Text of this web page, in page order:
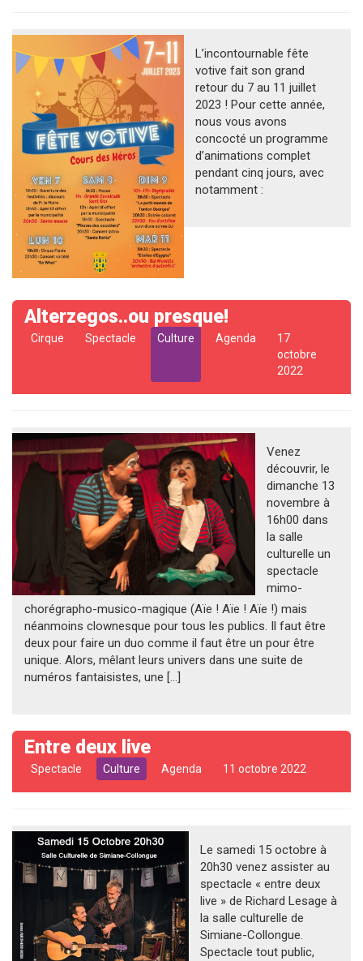
L’incontournable fête
votive fait son grand
retour du 7 au 11 juillet
2023 ! Pour cette année,
nous vous avons
concocté un programme
d’animations complet
pendant cinq jours, avec
notamment :
Alterzegos..ou presque!
Cirque Spectacle Culture Agenda
17
octobre
2022
Venez
découvrir, le
dimanche 13
novembre à
16h00 dans
la salle
culturelle un
spectacle
mimo-
chorégrapho-musico-magique (Aïe ! Aïe ! Aïe !) mais
néanmoins clownesque pour tous les publics. Il faut être
deux pour faire un duo comme il faut être un pour être
unique. Alors, mêlant leurs univers dans une suite de
numéros fantaisistes, une […]
Entre deux live
Spectacle Culture Agenda 11 octobre 2022
Le samedi 15 octobre à
20h30 venez assister au
spectacle « entre deux
live » de Richard Lesage à
la salle culturelle de
Simiane-Collongue.
Spectacle tout public,